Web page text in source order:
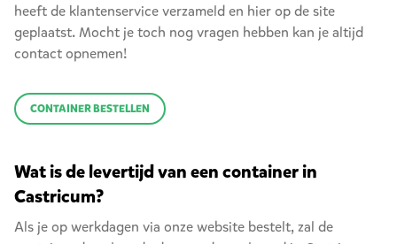
heeft de klantenservice verzameld en hier op de site
geplaatst. Mocht je toch nog vragen hebben kan je altijd
contact opnemen!
CONTAINER BESTELLEN
Wat is de levertijd van een container in
Castricum?
Als je op werkdagen via onze website bestelt, zal de